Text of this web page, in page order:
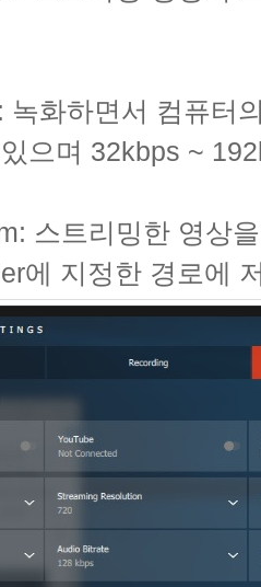
화하면서 컴퓨터
으며 32kbps ~
스트리밍한 영상
에 지정한 경로에